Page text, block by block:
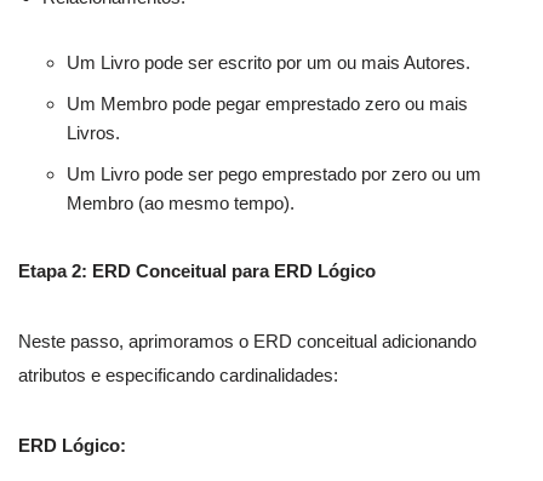
Um Livro pode ser escrito por um ou mais Autores.
Um Membro pode pegar emprestado zero ou mais
Livros.
Um Livro pode ser pego emprestado por zero ou um
Membro (ao mesmo tempo).
Etapa 2: ERD Conceitual para ERD Lógico
Neste passo, aprimoramos o ERD conceitual adicionando
atributos e especificando cardinalidades:
ERD Lógico: